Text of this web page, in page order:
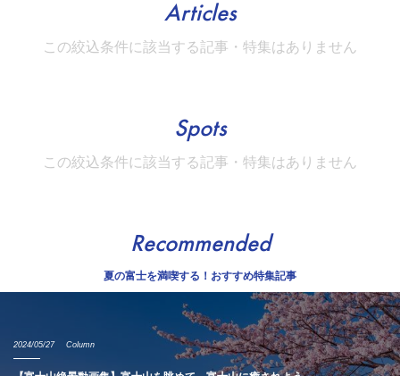
Articles
この絞込条件に該当する記事・特集はありません
Spots
この絞込条件に該当する記事・特集はありません
Recommended
夏の富士を満喫する！おすすめ特集記事
2024/05/27 Column